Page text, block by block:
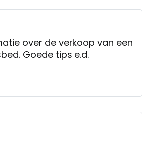
over de verkoop van een
Goede tips e.d.